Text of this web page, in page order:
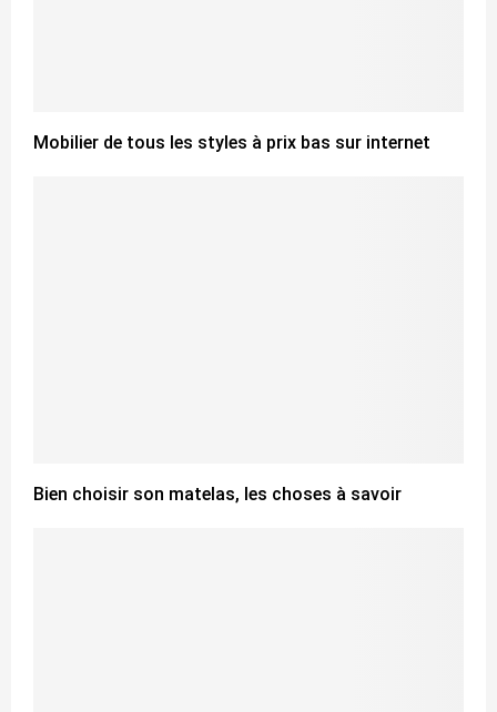
Mobilier de tous les styles à prix bas sur internet
Bien choisir son matelas, les choses à savoir